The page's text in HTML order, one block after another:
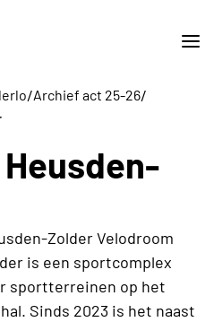
/Archief act 25-26/
Zolder Velodroom
is een sportcomplex
sportterreinen op het
Sinds 2023 is het naast